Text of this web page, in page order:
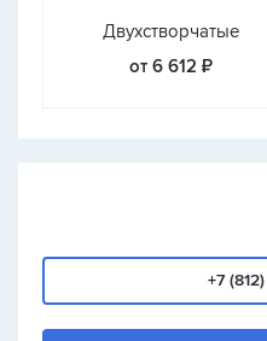
Двухстворчатые
от 6 612 ₽
+7